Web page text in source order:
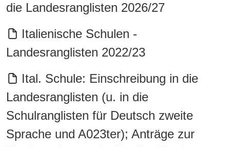
die Landesranglisten 2026/27
Italienische Schulen -
Landesranglisten 2022/23
Ital. Schule: Einschreibung in die
Landesranglisten (u. in die
Schulranglisten für Deutsch zweite
Sprache und A023ter); Anträge zur